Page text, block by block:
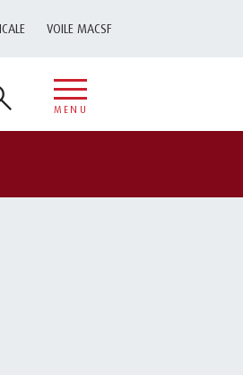
VOILE MACSF
MENU